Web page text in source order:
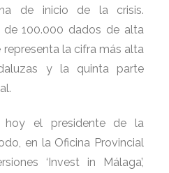
PARTE
de inicio de la crisis.
100.000 dados de alta
representa la cifra más alta
y la quinta parte
hoy el presidente de la
en la Oficina Provincial
‘Invest in Málaga’,